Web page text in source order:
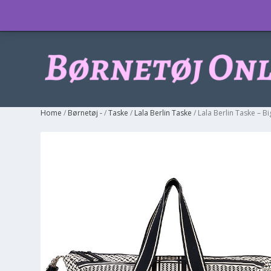
Home / Børnetøj -/Taske / Lala Berlin Taske / Lala Berlin Taske –